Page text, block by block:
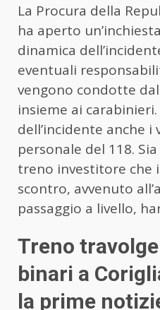
La Procura della
ha aperto
dinamica
eventuali
vengono condotte
insieme ai
dell’incidente anche
personale del 118.
treno investitore che
scontro, avvenuto
passaggio a livello,
Treno
binari a
la prime